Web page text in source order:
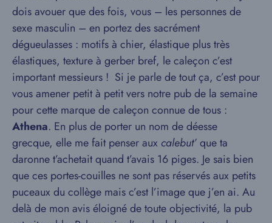
dois avouer que des fois, vous – les personnes de
sexe masculin – en portez des sacrément
dégueulasses : motifs à chier, élastique plus très
élastiques, texture à gerber bref, le caleçon c’est
important messieurs ! Si je parle de tout ça, c’est pour
vous amener petit à petit vers notre pub de la semaine
pour cette marque de caleçon connue de tous :
Athena. En plus de porter un nom de déesse
grecque, elle me fait penser aux calebut’que ta
daronne t’achetait quand t’avais 16 piges. Je sais bien
que ces portes-couilles ne sont pas réservés aux petits
puceaux du collège mais c’est l’image que j’en ai. Au
delà de mon avis éloigné de toute objectivité, la pub